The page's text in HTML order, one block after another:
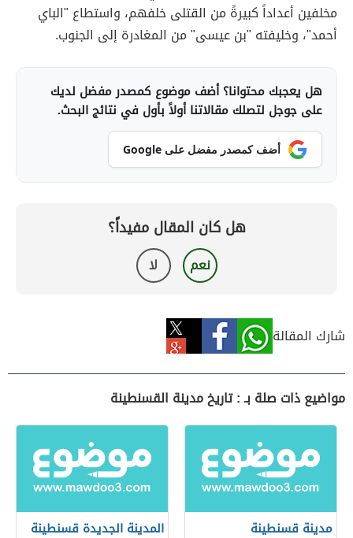
مخلفين أعداداً كبيرةً من القتلى خلفهم، واستطاع "الباي
أحمد"، وخليفته "بن عيسى" من المغادرة إلى الجنوب.
هل يعجبك محتوانا؟ أضف موضوع كمصدر مفضل لديك
على جوجل لتصلك مقالاتنا أولاً بأول في نتائج البحث.
أضف كمصدر مفضل على Google
هل كان المقال مفيداً؟
نعم لا
شارك المقالة
مواضيع ذات صلة بـ : تاريخ مدينة القسنطينة
مدينة قسنطينة المدينة الجديدة قسنطينة